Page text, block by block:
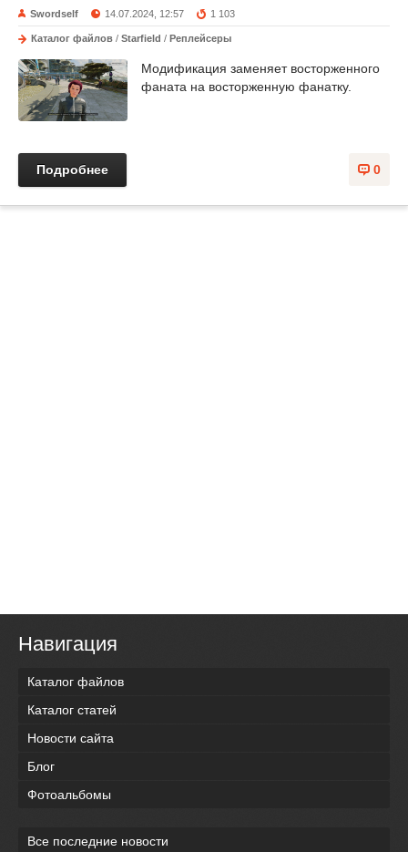
Swordself 14.07.2024, 12:57 1 103
Каталог файлов / Starfield / Реплейсеры
Модификация заменяет восторженного
фаната на восторженную фанатку.
0
Подробнее
Навигация
Каталог файлов
Каталог статей
Новости сайта
Блог
Фотоальбомы
Все последние новости